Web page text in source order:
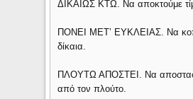
ΔΙΚΑΙΩΣ ΚΤΩ. Να αποκτούμε
ΠΟΝΕΙ ΜΕΤ’ ΕΥΚΛΕΙΑΣ. Να
δίκαια.
ΠΛΟΥΤΩ ΑΠΟΣΤΕΙ. Να
από τον πλούτο.